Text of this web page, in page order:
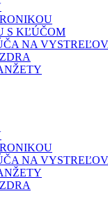
S KĽÚČOM
NA
NA